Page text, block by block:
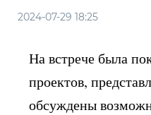
2024-07-29 18:25
На встрече была
проектов,
обсуждены